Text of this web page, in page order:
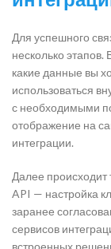
Для успешного
несколько
какие данные вы
использоваться
с необходимыми
отображение на
интеграции.
Далее происходит
API — настройка
заранее
сервисов
встроенных